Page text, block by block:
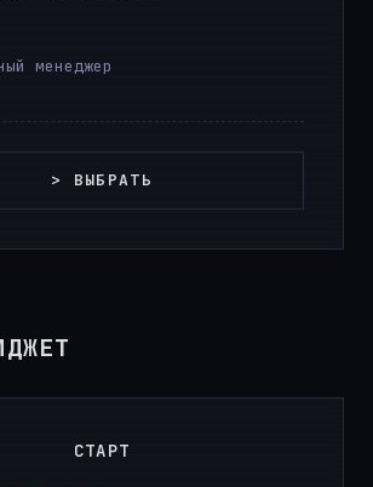
менеджер
> ВЫБРАТЬ
СТАРТ